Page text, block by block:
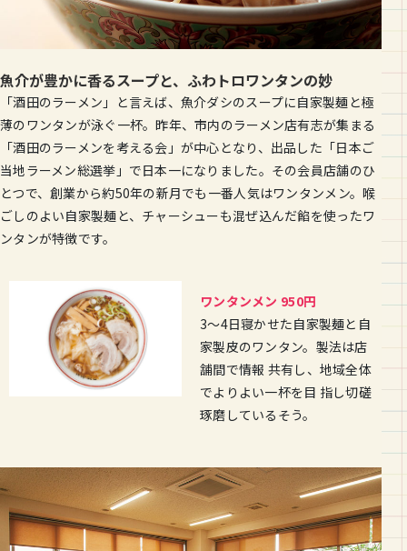
魚介が豊かに香るスープと、ふわトロワンタンの妙
「酒田のラーメン」と言えば、魚介ダシのスープに自家製麺と極
薄のワンタンが泳ぐ一杯。昨年、市内のラーメン店有志が集まる
「酒田のラーメンを考える会」が中心となり、出品した「日本ご
当地ラーメン総選挙」で日本一になりました。その会員店舗のひ
とつで、創業から約50年の新月でも一番人気はワンタンメン。喉
ごしのよい自家製麺と、チャーシューも混ぜ込んだ餡を使ったワ
ンタンが特徴です。
ワンタンメン 950円
3〜4日寝かせた自家製麺と自
家製皮のワンタン。製法は店
舗間で情報 共有し、地域全体
でよりよい一杯を目 指し切磋
琢磨しているそう。